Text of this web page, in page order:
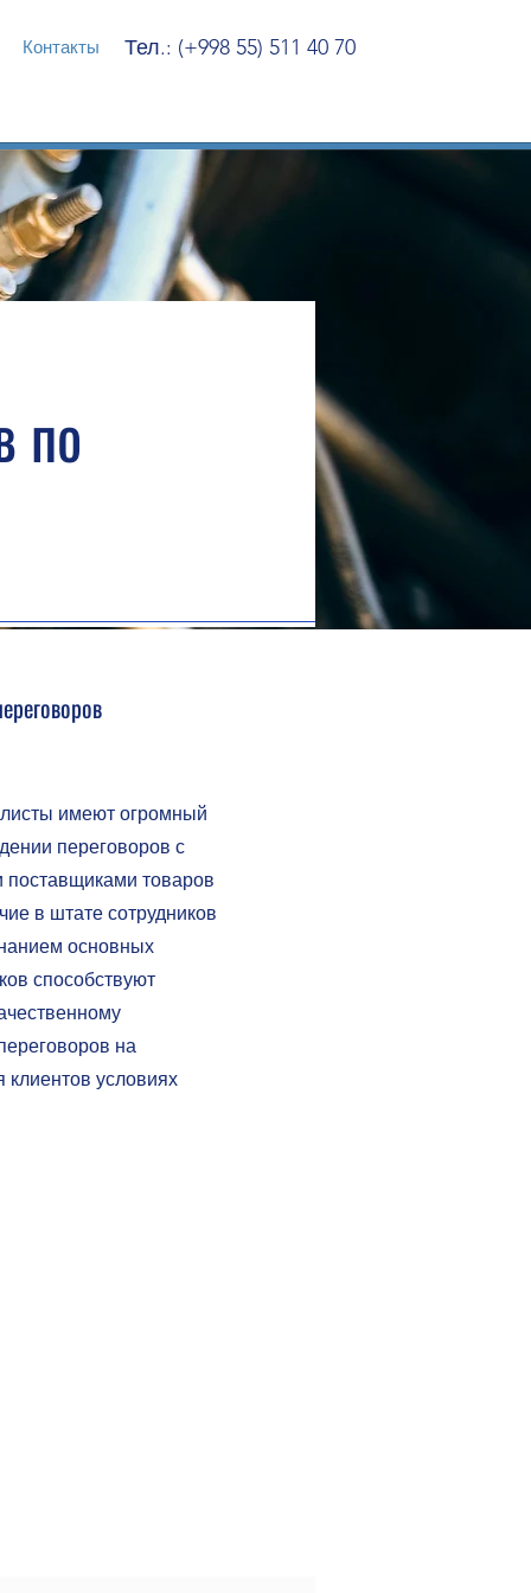
Контакты Тел.: (+998 55) 511 40 70
по
имеют огромный
переговоров с
товаров
в штате сотрудников
основных
способствуют
на
клиентов условиях